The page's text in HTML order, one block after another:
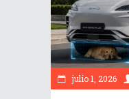
julio 1, 2026